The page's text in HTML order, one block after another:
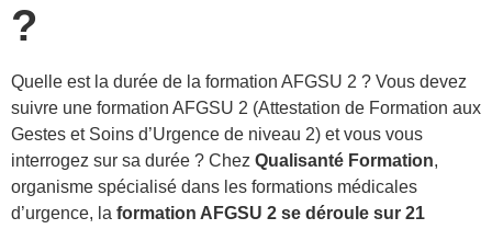
?
Quelle est la durée de la formation AFGSU 2 ? Vous devez
suivre une formation AFGSU 2 (Attestation de Formation aux
Gestes et Soins d’Urgence de niveau 2) et vous vous
interrogez sur sa durée ? Chez Qualisanté Formation,
organisme spécialisé dans les formations médicales
d’urgence, la formation AFGSU 2 se déroule sur 21